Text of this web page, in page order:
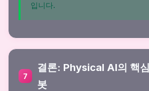
입니다.
7
결론: Physical AI의 핵
봇